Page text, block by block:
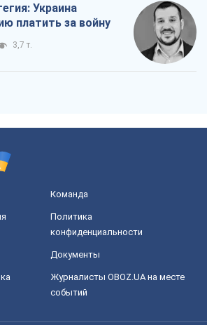
Украина
платить за войну
3,7 т.
Команда
Политика
конфиденциальности
Документы
Журналисты OBOZ.UA на месте
событий